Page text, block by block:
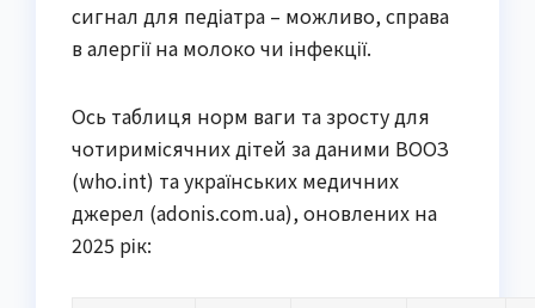
сигнал для педіатра – можливо, справа
в алергії на молоко чи інфекції.
Ось таблиця норм ваги та зросту для
чотиримісячних дітей за даними ВООЗ
(who.int) та українських медичних
джерел (adonis.com.ua), оновлених на
2025 рік: